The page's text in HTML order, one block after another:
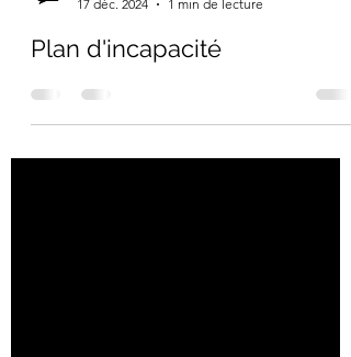
17 déc. 2024
1 min de lecture
Plan d'incapacité